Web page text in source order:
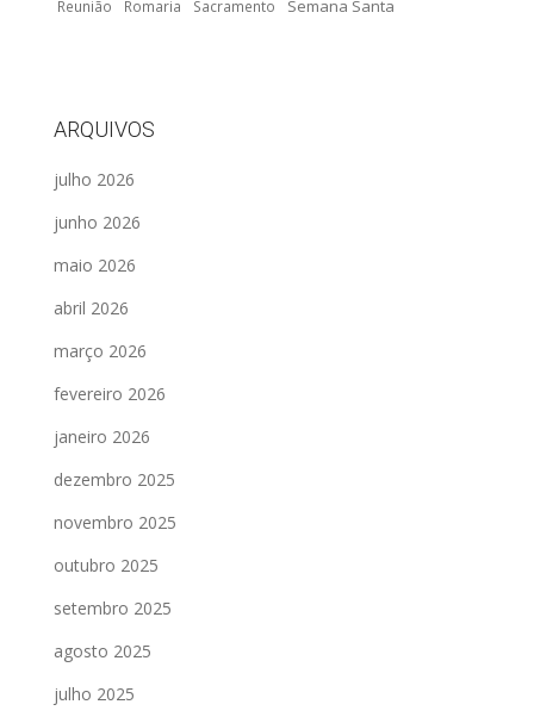
Reunião Romaria Sacramento Semana Santa
ARQUIVOS
julho 2026
junho 2026
maio 2026
abril 2026
março 2026
fevereiro 2026
janeiro 2026
dezembro 2025
novembro 2025
outubro 2025
setembro 2025
agosto 2025
julho 2025